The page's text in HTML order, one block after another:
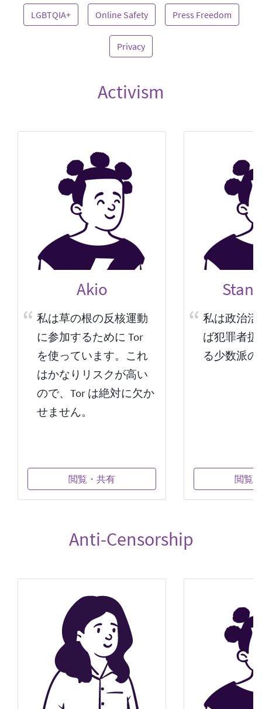
LGBTQIA+ Online Safety Press Freedom
Privacy
Activism
Akio
私は草の根の反核運動
に参加するために Tor
を使っています。これ
はかなりリスクが高い
ので、Tor は絶対に欠か
せません。
閲覧・共有
私は政治
ば犯罪者
る少数派
閲覧
Anti-Censorship